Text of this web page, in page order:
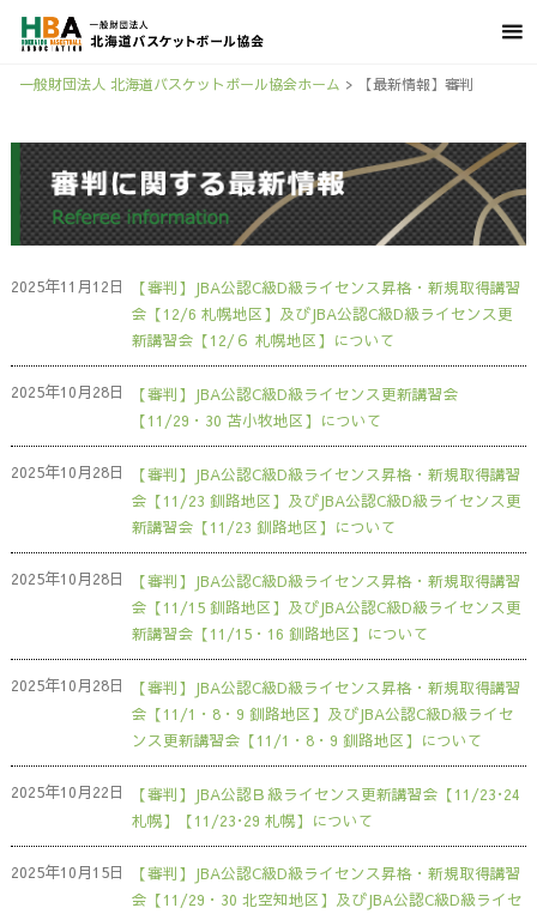
一般財団法人 北海道バスケットボール協会ホーム > 【最新情報】審判
2025年11月12日
【審判】JBA公認C級D級ライセンス昇格・新規取得講習
会【12/6 札幌地区】及びJBA公認C級D級ライセンス更
新講習会【12/６ 札幌地区】について
2025年10月28日
【審判】JBA公認C級D級ライセンス更新講習会
【11/29・30 苫小牧地区】について
2025年10月28日
【審判】JBA公認C級D級ライセンス昇格・新規取得講習
会【11/23 釧路地区】及びJBA公認C級D級ライセンス更
新講習会【11/23 釧路地区】について
2025年10月28日
【審判】JBA公認C級D級ライセンス昇格・新規取得講習
会【11/15 釧路地区】及びJBA公認C級D級ライセンス更
新講習会【11/15・16 釧路地区】について
2025年10月28日
【審判】JBA公認C級D級ライセンス昇格・新規取得講習
会【11/1・8・9 釧路地区】及びJBA公認C級D級ライセ
ンス更新講習会【11/1・8・9 釧路地区】について
2025年10月22日
【審判】JBA公認Ｂ級ライセンス更新講習会【11/23･24
札幌】【11/23･29 札幌】について
2025年10月15日
【審判】JBA公認C級D級ライセンス昇格・新規取得講習
会【11/29・30 北空知地区】及びJBA公認C級D級ライセ